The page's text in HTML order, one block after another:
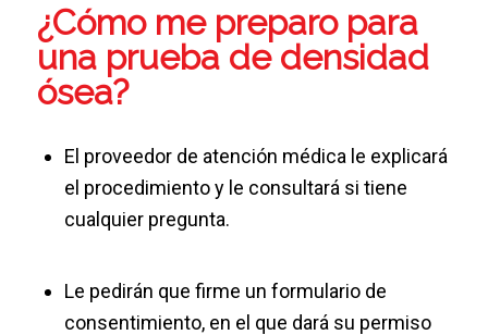
¿Cómo me preparo para
una prueba de densidad
ósea?
El proveedor de atención médica le explicará
el procedimiento y le consultará si tiene
cualquier pregunta.
Le pedirán que firme un formulario de
consentimiento, en el que dará su permiso